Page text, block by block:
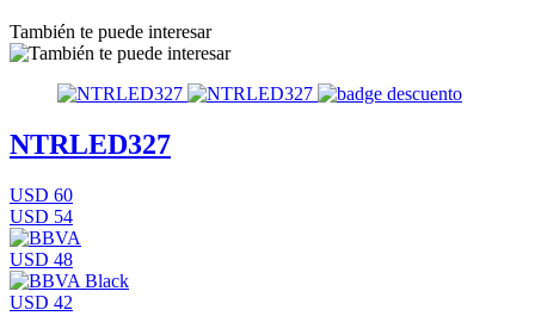
También te puede interesar
NTRLED327
USD 60
USD 54
USD 48
USD 42